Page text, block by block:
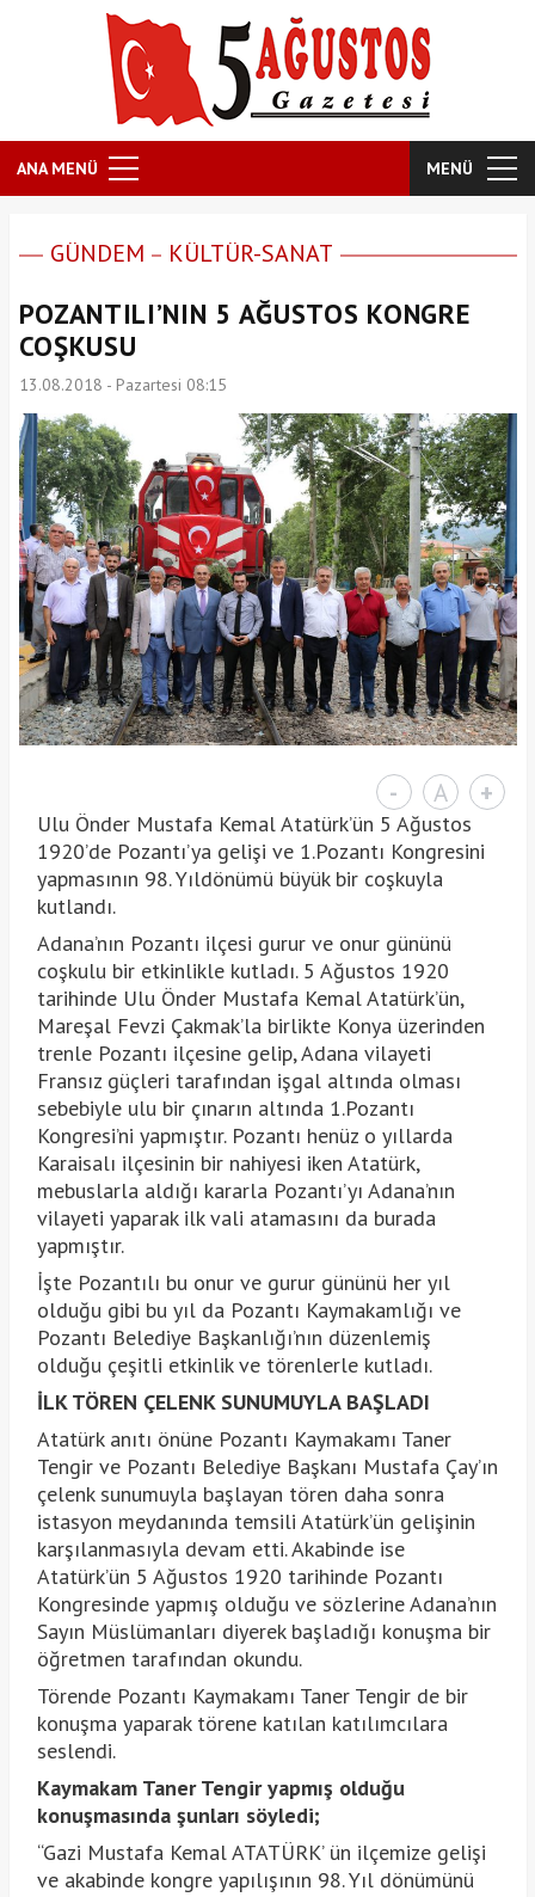
ANA MENÜ MENÜ
GÜNDEM KÜLTÜR-SANAT
POZANTILI’NIN 5 AĞUSTOS KONGRE
COŞKUSU
13.08.2018 - Pazartesi 08:15
- A +
Ulu Önder Mustafa Kemal Atatürk’ün 5 Ağustos
1920’de Pozantı’ya gelişi ve 1.Pozantı Kongresini
yapmasının 98. Yıldönümü büyük bir coşkuyla
kutlandı.
Adana’nın Pozantı ilçesi gurur ve onur gününü
coşkulu bir etkinlikle kutladı. 5 Ağustos 1920
tarihinde Ulu Önder Mustafa Kemal Atatürk’ün,
Mareşal Fevzi Çakmak’la birlikte Konya üzerinden
trenle Pozantı ilçesine gelip, Adana vilayeti
Fransız güçleri tarafından işgal altında olması
sebebiyle ulu bir çınarın altında 1.Pozantı
Kongresi’ni yapmıştır. Pozantı henüz o yıllarda
Karaisalı ilçesinin bir nahiyesi iken Atatürk,
mebuslarla aldığı kararla Pozantı’yı Adana’nın
vilayeti yaparak ilk vali atamasını da burada
yapmıştır.
İşte Pozantılı bu onur ve gurur gününü her yıl
olduğu gibi bu yıl da Pozantı Kaymakamlığı ve
Pozantı Belediye Başkanlığı’nın düzenlemiş
olduğu çeşitli etkinlik ve törenlerle kutladı.
İLK TÖREN ÇELENK SUNUMUYLA BAŞLADI
Atatürk anıtı önüne Pozantı Kaymakamı Taner
Tengir ve Pozantı Belediye Başkanı Mustafa Çay’ın
çelenk sunumuyla başlayan tören daha sonra
istasyon meydanında temsili Atatürk’ün gelişinin
karşılanmasıyla devam etti. Akabinde ise
Atatürk’ün 5 Ağustos 1920 tarihinde Pozantı
Kongresinde yapmış olduğu ve sözlerine Adana’nın
Sayın Müslümanları diyerek başladığı konuşma bir
öğretmen tarafından okundu.
Törende Pozantı Kaymakamı Taner Tengir de bir
konuşma yaparak törene katılan katılımcılara
seslendi.
Kaymakam Taner Tengir yapmış olduğu
konuşmasında şunları söyledi;
“Gazi Mustafa Kemal ATATÜRK’ ün ilçemize gelişi
ve akabinde kongre yapılışının 98. Yıl dönümünü